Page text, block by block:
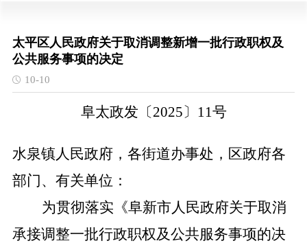
太平区人民政府关于取消调整新增一批行政职权及
公共服务事项的决定
10-10
阜太政发〔2025〕11号
水泉镇人民政府，各街道办事处，区政府各
部门、有关单位：
为贯彻落实《阜新市人民政府关于取消
承接调整一批行政职权及公共服务事项的决